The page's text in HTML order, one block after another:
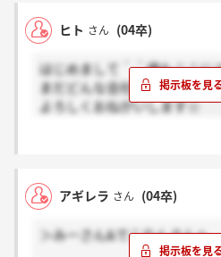
ヒト さん (04卒)
はじめまして＾＾僕もここに
まだどんな会社詳しくわから
よろしくおねがいします☆
アギレラ さん (04卒)
＞みーさん&でこりんさんへ